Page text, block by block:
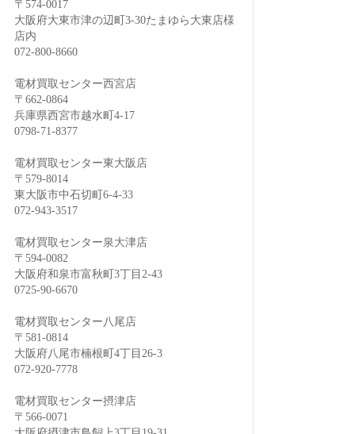
〒574-0017
大阪府大東市津の辺町3-30たまゆら大東店様
店内
072-800-8660
電材買取センター西宮店
〒662-0864
兵庫県西宮市越水町4-17
0798-71-8377
電材買取センター東大阪店
〒579-8014
東大阪市中石切町6-4-33
072-943-3517
電材買取センター泉大津店
〒594-0082
大阪府和泉市富秋町3丁目2-43
0725-90-6670
電材買取センター八尾店
〒581-0814
大阪府八尾市楠根町4丁目26-3
072-920-7778
電材買取センター摂津店
〒566-0071